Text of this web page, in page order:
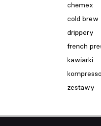
chemex
cold brew
drippery
french
kawiarki
kompresso
zestawy